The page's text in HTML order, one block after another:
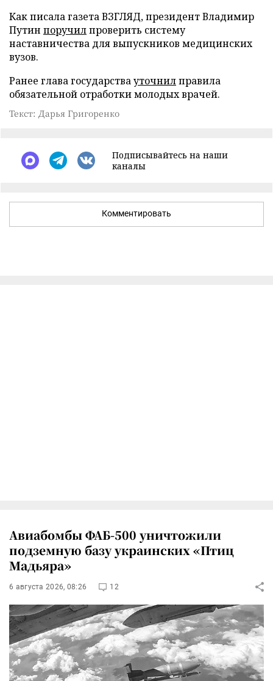
Как писала газета ВЗГЛЯД, президент Владимир
Путин поручилпроверить систему
наставничества для выпускников медицинских
вузов.
Ранее глава государствауточнилправила
обязательной отработки молодых врачей.
Текст: Дарья Григоренко
Подписывайтесь на наши
каналы
Комментировать
Авиабомбы ФАБ-500 уничтожили
подземную базу украинских «Птиц
Мадьяра»
6 августа 2026, 08:26 12